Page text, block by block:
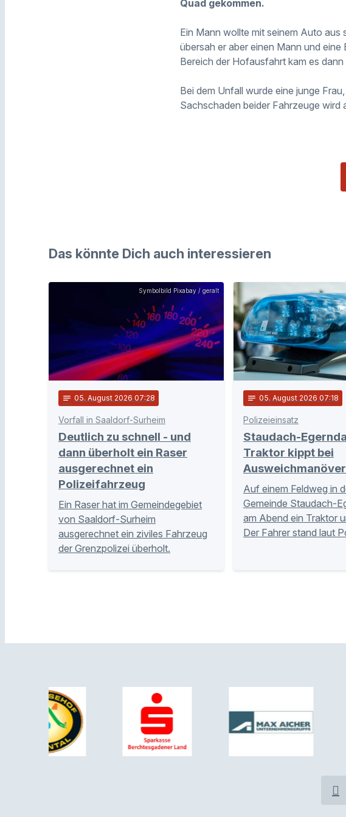
Quad gekommen.
Ein Mann wollte mit seinem Auto
übersah er aber einen Mann und
Bereich der Hofausfahrt kam es
Bei dem Unfall wurde eine junge
Sachschaden beider Fahrzeuge
Das könnte Dich auch interessieren
Symbolbild Pixabay / geralt
notes 05. August 2026 07:28
Vorfall in Saaldorf-Surheim
Deutlich zu schnell - und
dann überholt ein Raser
ausgerechnet ein
Polizeifahrzeug
Ein Raser hat im Gemeindegebiet
von Saaldorf-Surheim
ausgerechnet ein ziviles Fahrzeug
der Grenzpolizei überholt.
notes 05. August 2026 07:18
Polizeieinsatz
Staudach-
Traktor kippt bei
Auf einem Feldweg in
Gemeinde Staudach-
am Abend ein Traktor
Der Fahrer stand laut